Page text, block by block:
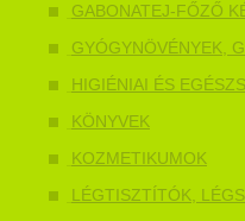
GABONATEJ-FŐZŐ
GYÓGYNÖVÉNYEK,
HIGIÉNIAI ÉS
KÖNYVEK
KOZMETIKUMOK
LÉGTISZTÍTÓK,